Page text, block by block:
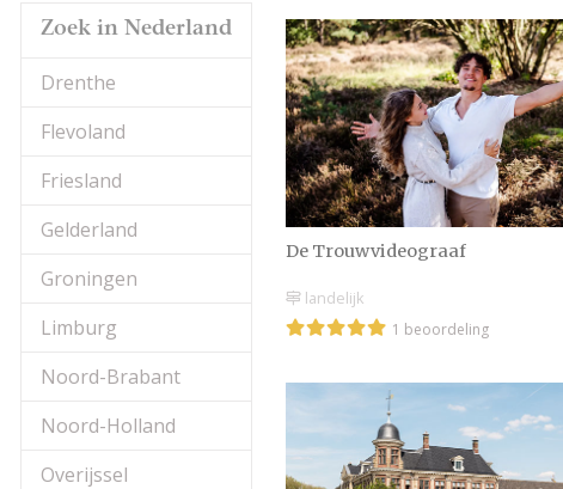
Zoek in Nederland
Drenthe
Flevoland
Friesland
Gelderland
Groningen
Limburg
Noord-Brabant
Noord-Holland
Overijssel
De Trouwvideograaf
landelijk
1 beoordeling